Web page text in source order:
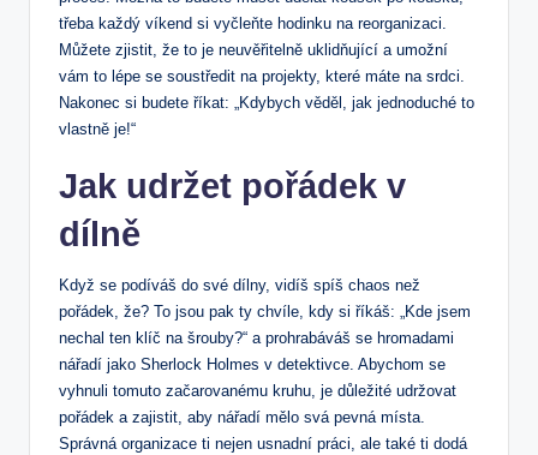
třeba každý víkend si vyčleňte hodinku na reorganizaci.
Můžete zjistit, že to je neuvěřitelně uklidňující a umožní
vám to lépe se soustředit na projekty, které máte na srdci.
Nakonec si budete říkat: „Kdybych věděl, jak jednoduché to
vlastně je!“
Jak udržet pořádek v
dílně
Když se podíváš do své dílny, vidíš spíš chaos než
pořádek, že? To jsou pak ty chvíle, kdy si říkáš: „Kde jsem
nechal ten klíč na šrouby?“ a prohrabáváš se hromadami
nářadí jako Sherlock Holmes v detektivce. Abychom se
vyhnuli tomuto začarovanému kruhu, je důležité udržovat
pořádek a zajistit, aby nářadí mělo svá pevná místa.
Správná organizace ti nejen usnadní práci, ale také ti dodá